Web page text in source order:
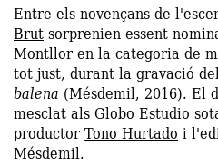
Entre els novençans de
Brutsorprenien essent
Montllor en la categoria de
tot just, durant la gravació
balena (Mésdemil, 2016). El
mesclat als Globo Estudio
productorTono Hurtado i
Mésdemil.